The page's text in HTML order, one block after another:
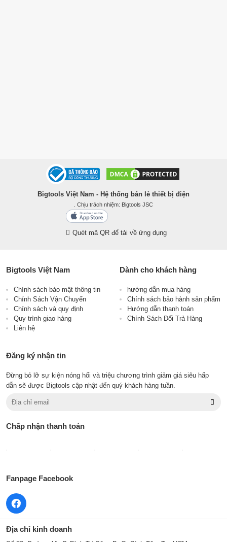
Bigtools Việt Nam - Hệ thống bán lẻ thiết bị điện
. Chịu trách nhiệm: Bigtools JSC
Quét mã QR để tải về ứng dụng
Bigtools Việt Nam
Chính sách bảo mật thông tin
Chính Sách Vận Chuyển
Chính sách và quy định
Quy trình giao hàng
Liên hệ
Dành cho khách hàng
hướng dẫn mua hàng
Chính sách bảo hành sản phẩm
Hướng dẫn thanh toán
Chính Sách Đổi Trả Hàng
Đăng ký nhận tin
Đừng bỏ lỡ sự kiện nóng hổi và triệu chương trình giảm giá siêu hấp
dẫn sẽ được Bigtools cập nhật đến quý khách hàng tuần.
Chấp nhận thanh toán
Fanpage Facebook
Địa chỉ kinh doanh